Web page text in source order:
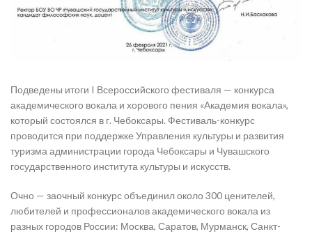
Подведены итоги I Всероссийского фестиваля — конкурса
академического вокала и хорового пения «Академия вокала»,
который состоялся в г. Чебоксары. Фестиваль-конкурс
проводится при поддержке Управления культуры и развития
туризма администрации города Чебоксары и Чувашского
государственного института культуры и искусств.
Очно — заочный конкурс объединил около 300 ценителей,
любителей и профессионалов академического вокала из
разных городов России: Москва, Саратов, Мурманск, Санкт-